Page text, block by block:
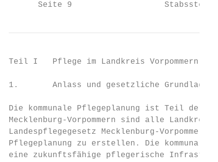
Seite 9
Teil I   Pflege im Landkreis Vorpommern-
1.       Anlass und gesetzliche Grundlagen
Die kommunale Pflegeplanung ist Teil der
Mecklenburg-Vorpommern sind alle
Landespflegegesetz Mecklenburg-
Pflegeplanung zu erstellen. Die
eine zukunftsfähige pflegerische